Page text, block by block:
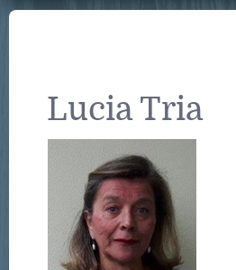
Lucia Tria